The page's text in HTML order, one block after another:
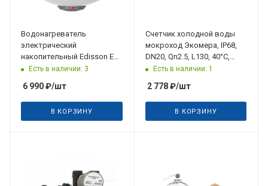
Водонагреватель
электрический
накопительный Edisson ER
50 VЕсть в наличии: 3
6 990₽/шт
В КОРЗИНУ
Счетчик холодной воды
мокроход Экомера, IP68,
DN20, Qn2.5, L130, 40°C,
присоединения
Есть в наличии: 1
2 778₽/шт
В КОРЗИНУ
10.08.2026